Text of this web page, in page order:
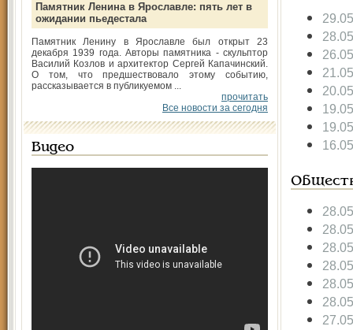
Памятник Ленина в Ярославле: пять лет в
ожидании пьедестала
Памятник Ленину в Ярославле был открыт 23
декабря 1939 года. Авторы памятника - скульптор
Василий Козлов и архитектор Сергей Капачинский.
О том, что предшествовало этому событию,
рассказывается в публикуемом ...
прочитать
Все новости за сегодня
Видео